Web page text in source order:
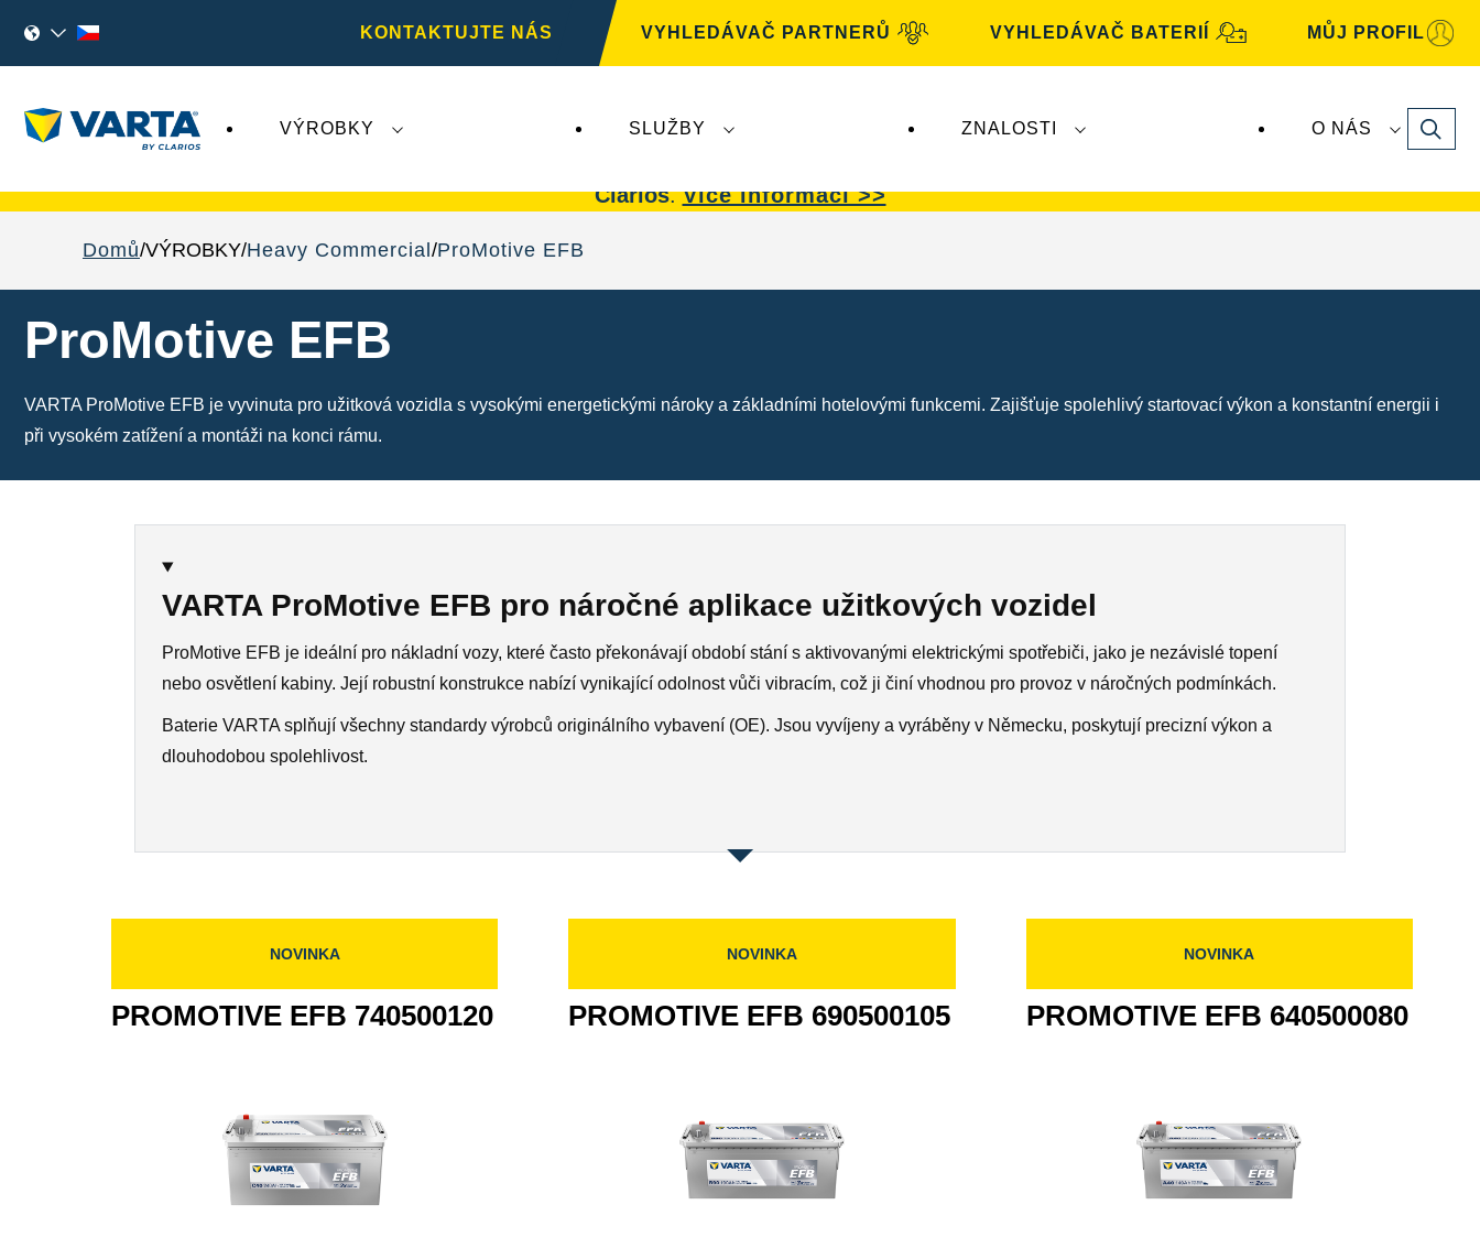
KONTAKTUJTE NÁS VYHLEDÁVAČ PARTNERŮ VYHLEDÁVAČ BATERIÍ MŮJ PROFIL
VÝROBKY SLUŽBY ZNALOSTI O NÁS Search
Clarios.Více informací >>
Domů VÝROBKY Heavy Commercial ProMotive EFB
ProMotive EFB
VARTA ProMotive EFB je vyvinuta pro užitková vozidla s vysokými energetickými nároky a základními hotelovými funkcemi. Zajišťuje spolehlivý startovací výkon a konstantní energii i
při vysokém zatížení a montáži na konci rámu.
VARTA ProMotive EFB pro náročné aplikace užitkových vozidel
ProMotive EFB je ideální pro nákladní vozy, které často překonávají období stání s aktivovanými elektrickými spotřebiči, jako je nezávislé topení
nebo osvětlení kabiny. Její robustní konstrukce nabízí vynikající odolnost vůči vibracím, což ji činí vhodnou pro provoz v náročných podmínkách.
Baterie VARTA splňují všechny standardy výrobců originálního vybavení (OE). Jsou vyvíjeny a vyráběny v Německu, poskytují precizní výkon a
dlouhodobou spolehlivost.
NOVINKA
PROMOTIVE EFB 740500120
NOVINKA
PROMOTIVE EFB 690500105
NOVINKA
PROMOTIVE EFB 640500080